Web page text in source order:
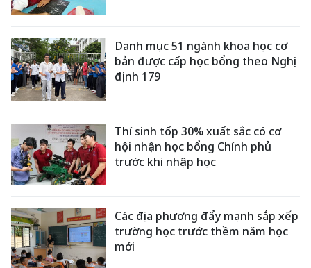
Danh mục 51 ngành khoa học cơ
bản được cấp học bổng theo Nghị
định 179
Thí sinh tốp 30% xuất sắc có cơ
hội nhận học bổng Chính phủ
trước khi nhập học
Các địa phương đẩy mạnh sắp xếp
trường học trước thềm năm học
mới